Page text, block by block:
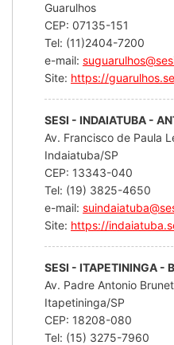
Guarulhos
CEP: 07135-151
Tel: (11)2404-7200
e-mail:
Site: https://
SESI - INDAIATUBA -
Av. Francisco de Paula
Indaiatuba/SP
CEP: 13343-040
Tel: (19) 3825-4650
e-mail:
Site: https://
SESI - ITAPETININGA -
Av. Padre Antonio
Itapetininga/SP
CEP: 18208-080
Tel: (15) 3275-7960